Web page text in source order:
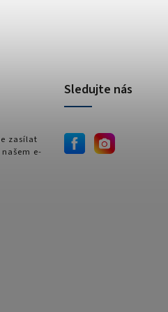
zasílat
e-
Sledujte nás